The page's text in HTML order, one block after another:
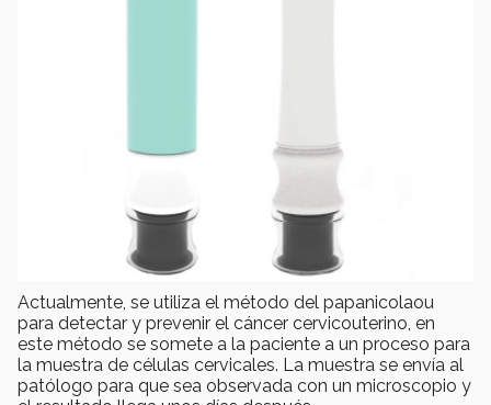
Actualmente, se utiliza el método del papanicolaou
para detectar y prevenir el cáncer cervicouterino, en
este método se somete a la paciente a un proceso para
la muestra de células cervicales. La muestra se envía al
patólogo para que sea observada con un microscopio y